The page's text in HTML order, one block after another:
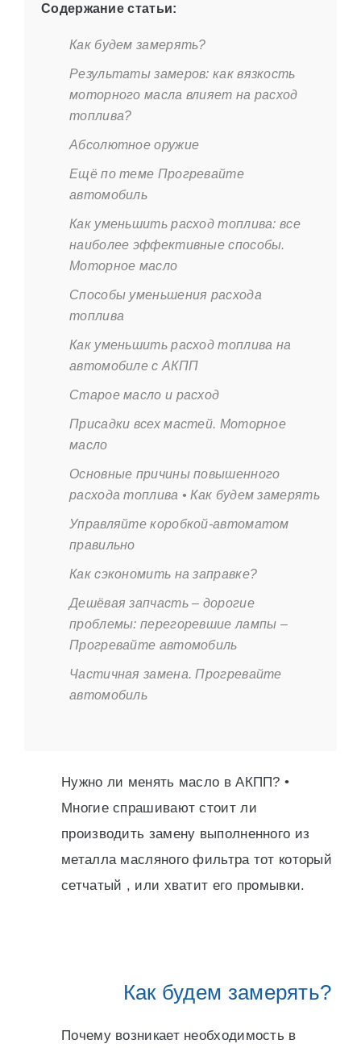
Содержание статьи:
Как будем замерять?
Результаты замеров: как вязкость
моторного масла влияет на расход
топлива?
Абсолютное оружие
Ещё по теме Прогревайте
автомобиль
Как уменьшить расход топлива: все
наиболее эффективные способы.
Моторное масло
Способы уменьшения расхода
топлива
Как уменьшить расход топлива на
автомобиле с АКПП
Старое масло и расход
Присадки всех мастей. Моторное
масло
Основные причины повышенного
расхода топлива • Как будем замерять
Управляйте коробкой-автоматом
правильно
Как сэкономить на заправке?
Дешёвая запчасть – дорогие
проблемы: перегоревшие лампы –
Прогревайте автомобиль
Частичная замена. Прогревайте
автомобиль
Нужно ли менять масло в АКПП? •
Многие спрашивают стоит ли
производить замену выполненного из
металла масляного фильтра тот который
сетчатый , или хватит его промывки.
Как будем замерять?
Почему возникает необходимость в